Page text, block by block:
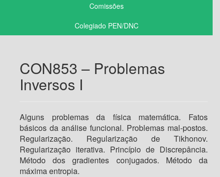
Comissões
Colegiado PEN/DNC
CON853 – Problemas
Inversos I
Alguns problemas da física matemática. Fatos
básicos da análise funcional. Problemas mal-postos.
Regularização. Regularização de Tikhonov.
Regularização iterativa. Princípio de Discrepância.
Método dos gradientes conjugados. Método da
máxima entropia.